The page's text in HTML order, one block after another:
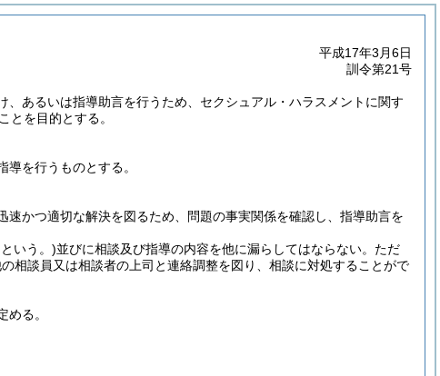
平成17年3月6日
訓令第21号
あるいは指導助言を行うため、セクシュアル・ハラスメントに関す
とを目的とする。
を行うものとする。
かつ適切な解決を図るため、問題の事実関係を確認し、指導助言を
いう。)並びに相談及び指導の内容を他に漏らしてはならない。 ただ
相談員又は相談者の上司と連絡調整を図り、相談に対処することがで
る。